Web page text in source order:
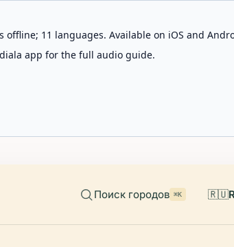
11 languages. Available on iOS and
app for the full audio guide.
Поиск городов ⌘K 🇷🇺